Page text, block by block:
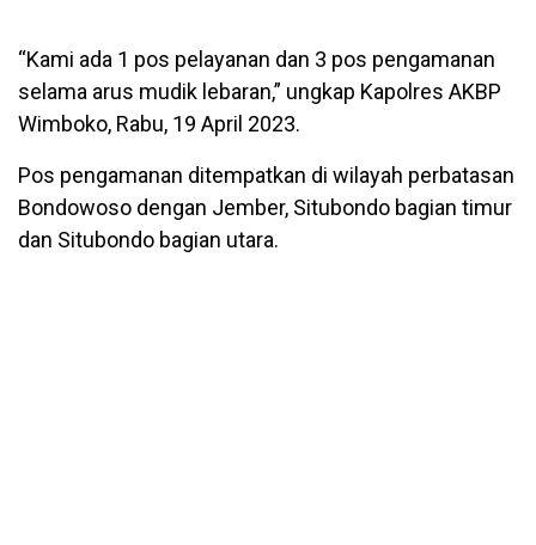
“Kami ada 1 pos pelayanan dan 3 pos pengamanan
selama arus mudik lebaran,” ungkap Kapolres AKBP
Wimboko, Rabu, 19 April 2023.
Pos pengamanan ditempatkan di wilayah perbatasan
Bondowoso dengan Jember, Situbondo bagian timur
dan Situbondo bagian utara.